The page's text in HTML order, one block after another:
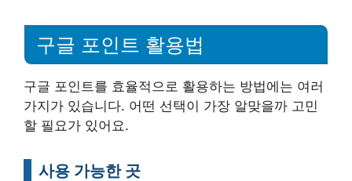
구글 포인트 활용법
구글 포인트를 효율적으로 활용하는 방법에는 여러
가지가 있습니다. 어떤 선택이 가장 알맞을까 고민
할 필요가 있어요.
사용 가능한 곳